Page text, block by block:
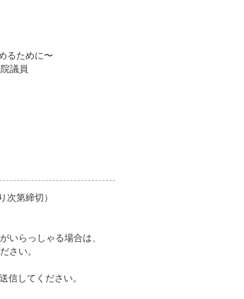
るために〜
議員
第締切）
いらっしゃる場合は、
さい。
信してください。